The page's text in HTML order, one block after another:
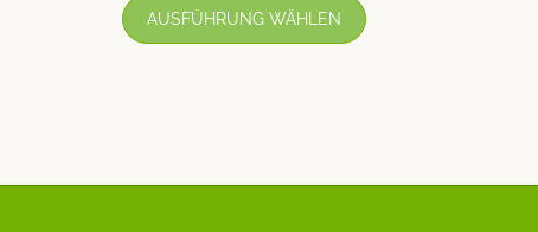
AUSFÜHRUNG WÄHLEN